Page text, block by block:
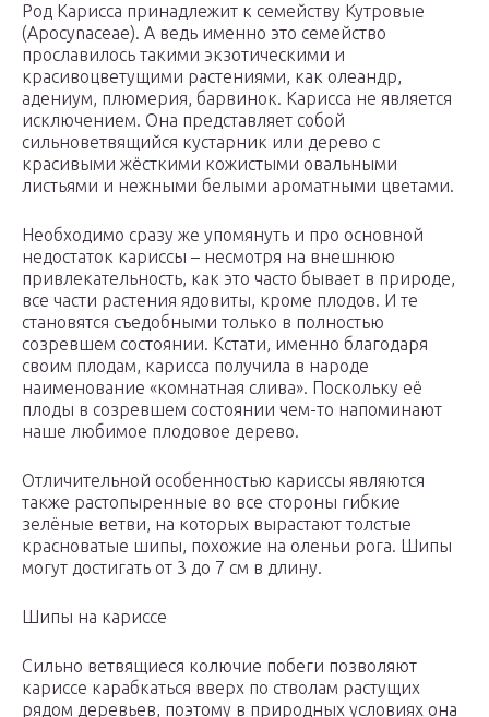
Род Карисса принадлежит к семейству Кутровые
(Apocynaceae). А ведь именно это семейство
прославилось такими экзотическими и
красивоцветущими растениями, как олеандр,
адениум, плюмерия, барвинок. Карисса не является
исключением. Она представляет собой
сильноветвящийся кустарник или дерево с
красивыми жёсткими кожистыми овальными
листьями и нежными белыми ароматными цветами.
Необходимо сразу же упомянуть и про основной
недостаток кариссы – несмотря на внешнюю
привлекательность, как это часто бывает в природе,
все части растения ядовиты, кроме плодов. И те
становятся съедобными только в полностью
созревшем состоянии. Кстати, именно благодаря
своим плодам, карисса получила в народе
наименование «комнатная слива». Поскольку её
плоды в созревшем состоянии чем-то напоминают
наше любимое плодовое дерево.
Отличительной особенностью кариссы являются
также растопыренные во все стороны гибкие
зелёные ветви, на которых вырастают толстые
красноватые шипы, похожие на оленьи рога. Шипы
могут достигать от 3 до 7 см в длину.
Шипы на кариссе
Сильно ветвящиеся колючие побеги позволяют
кариссе карабкаться вверх по стволам растущих
рядом деревьев, поэтому в природных условиях она